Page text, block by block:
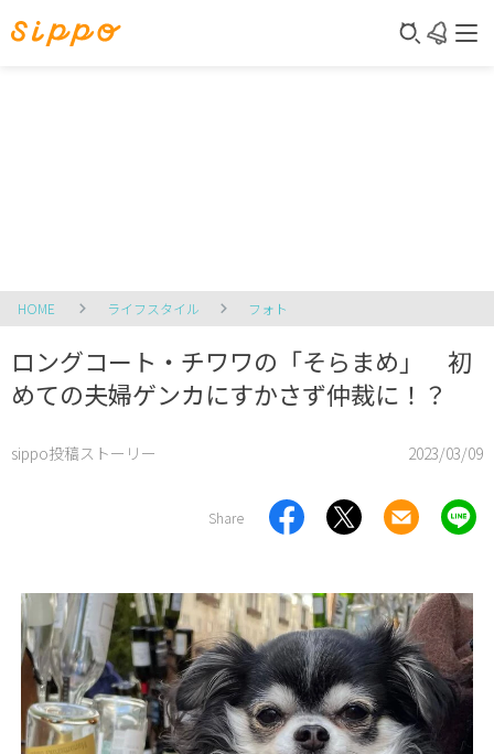
HOME ライフスタイル フォト
ロングコート・チワワの「そらまめ」 初
めての夫婦ゲンカにすかさず仲裁に！？
sippo投稿ストーリー 2023/03/09
Share